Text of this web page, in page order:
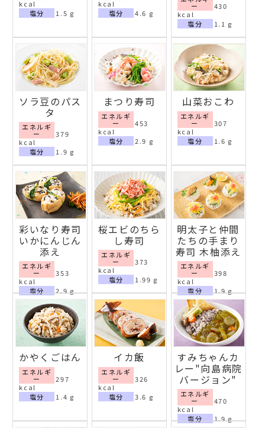
kcal
塩分
1.5 g
kcal
塩分
4.6 g
ー
430
kcal
塩分
1.1 g
ソラ豆のパス
タ
エネルギ
ー
379
kcal
塩分
1.9 g
まつり寿司
エネルギ
ー
453
kcal
塩分
2.9 g
山菜おこわ
エネルギ
ー
307
kcal
塩分
1.6 g
彩いなり寿司
いかにんじん
添え
エネルギ
ー
353
kcal
塩分
2.9 g
桜エビのちら
し寿司
エネルギ
ー
373
kcal
塩分
1.99 g
明太子と仲間
たちの手まり
寿司 木柚添え
エネルギ
ー
398
kcal
塩分
1.9 g
かやくごはん
エネルギ
ー
297
kcal
塩分
1.4 g
イカ飯
エネルギ
ー
326
kcal
塩分
3.6 g
すみちゃんカ
レー"向島病院
バージョン"
エネルギ
ー
470
kcal
塩分
1.9 g